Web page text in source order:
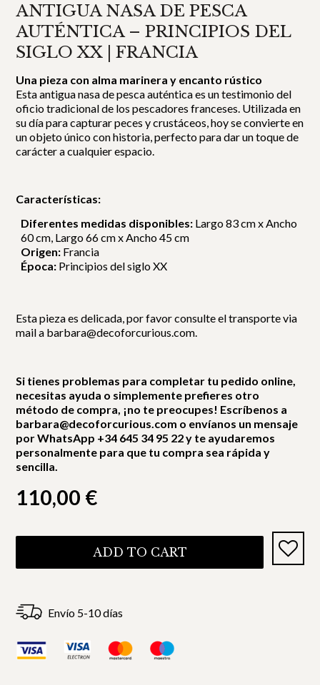
ANTIGUA NASA DE PESCA
AUTÉNTICA – PRINCIPIOS DEL
SIGLO XX | FRANCIA
Una pieza con alma marinera y encanto rústico
Esta antigua nasa de pesca auténtica es un testimonio del
oficio tradicional de los pescadores franceses. Utilizada en
su día para capturar peces y crustáceos, hoy se convierte en
un objeto único con historia, perfecto para dar un toque de
carácter a cualquier espacio.
Características:
Diferentes medidas disponibles: Largo 83 cm x Ancho
60 cm, Largo 66 cm x Ancho 45 cm
Origen: Francia
Época: Principios del siglo XX
Esta pieza es delicada, por favor consulte el transporte via
mail a barbara@decoforcurious.com.
Si tienes problemas para completar tu pedido online,
necesitas ayuda o simplemente prefieres otro
método de compra, ¡no te preocupes! Escríbenos a
barbara@decoforcurious.com o envíanos un mensaje
por WhatsApp +34 645 34 95 22 y te ayudaremos
personalmente para que tu compra sea rápida y
sencilla.
110,00 €
ADD TO CART
Envío 5-10 días